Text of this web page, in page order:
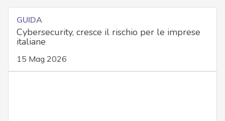
GUIDA
Cybersecurity, cresce il rischio per le imprese
italiane
15 Mag 2026